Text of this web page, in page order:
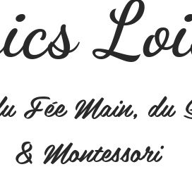
Fée Main, du
& Montessori